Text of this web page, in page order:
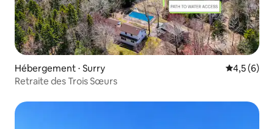
Hébergement ⋅ Surry Évaluation
4,5 (6)
Retraite des Trois Sœurs